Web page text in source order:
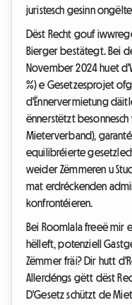
juristesch gesinn
Dëst Recht gouf
Bierger bestätegt. Bei
November 2024 huet
%) e Gesetzesprojet
d'Ënnervermietung
ënnerstëtzt besonnesch
Mieterverband),
equilibréierte
weider Zëmmeren u
mat erdréckenden
konfrontéieren.
Bei Roomlala freeë mir
hëlleft, potenziell
Zëmmer fräi? Dir hutt
Allerdéngs gëtt dëst
D'Gesetz schützt de